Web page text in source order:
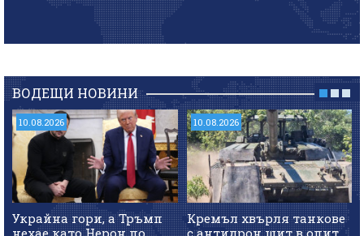
ВОДЕЩИ НОВИНИ
10.08.2026
Украйна гори, а Тръмп
нехае като Нерон по
10.08.2026
Кремъл хвърля танкове
с антидрон щит в опит